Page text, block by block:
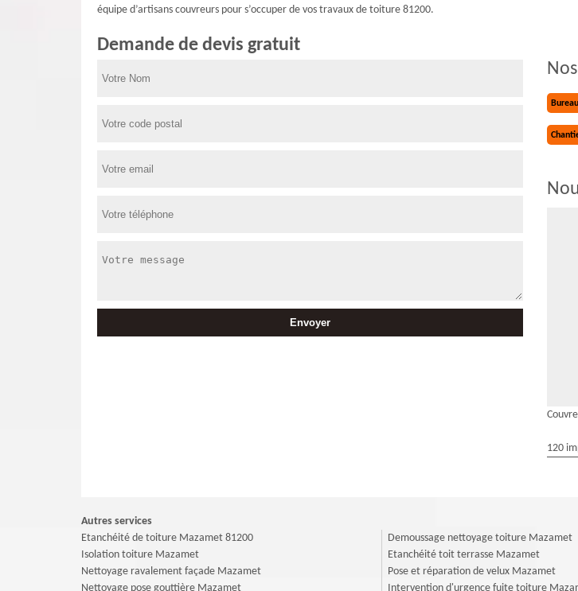
équipe d’artisans couvreurs pour s’occuper de vos travaux de toiture 81200.
Demande de devis gratuit
Bureau
120
Autres services
Etanchéité de toiture Mazamet 81200
Isolation toiture Mazamet
Nettoyage ravalement façade Mazamet
Nettoyage pose gouttière Mazamet
Demoussage nettoyage toiture Mazamet
Etanchéité toit terrasse Mazamet
Pose et réparation de velux Mazamet
Intervention d'urgence fuite toiture